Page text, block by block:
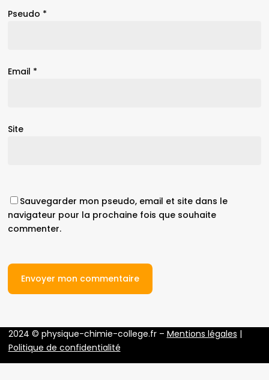
Pseudo *
Email *
Site
Sauvegarder mon pseudo, email et site dans le
navigateur pour la prochaine fois que souhaite
commenter.
2024 © physique-chimie-college.fr – Mentions légales |
Politique de confidentialité